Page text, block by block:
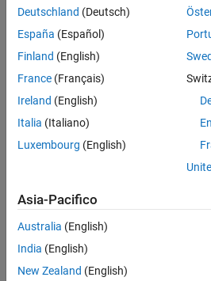
Deutschland (Deutsch)
España (Español)
Finland (English)
France (Français)
Ireland (English)
Italia (Italiano)
Luxembourg (English)
Asia-Pacifico
Australia (English)
India (English)
New Zealand (English)
Antipirateria
Stato dell'applicazione
© 1994-2026 The MathWorks, Inc.